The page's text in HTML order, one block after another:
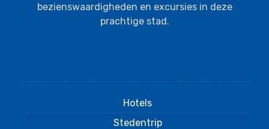
bezienswaardigheden en excursies in deze
prachtige stad.
Hotels
Stedentrip